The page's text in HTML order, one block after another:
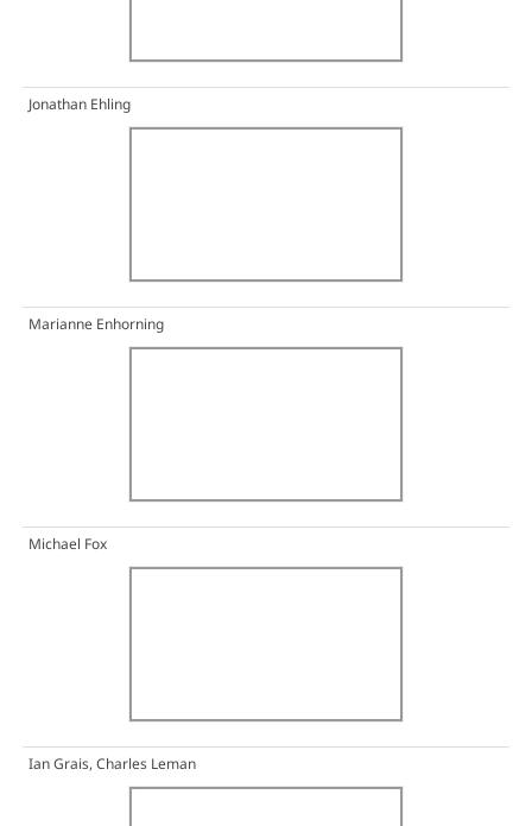
Jonathan Ehling
Marianne Enhorning
Michael Fox
Ian Grais, Charles Leman